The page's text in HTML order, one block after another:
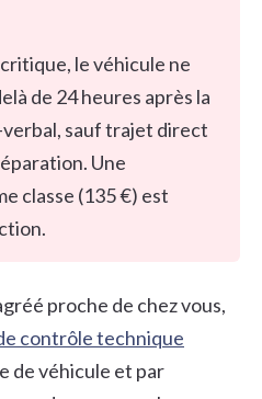
le véhicule ne
de 24 heures après la
sauf trajet direct
Une
classe (135 €) est
proche de chez vous,
contrôle technique
de véhicule et par